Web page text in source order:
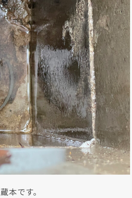
本です。